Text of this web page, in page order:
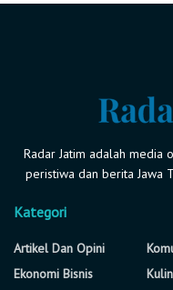
Radar Jatim adalah media
peristiwa dan berita Jawa
Kategori
Artikel Dan Opini
Ekonomi Bisnis